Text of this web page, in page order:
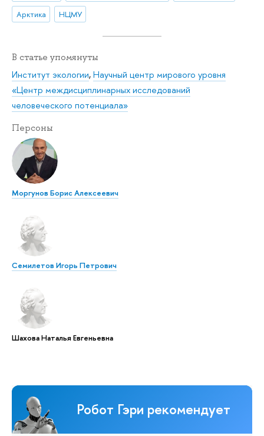
Арктика
НЦМУ
В статье упомянуты
Институт экологии,Научный центр мирового уровня
«Центр междисциплинарных исследований
человеческого потенциала»
Персоны
Моргунов Борис Алексеевич
Семилетов Игорь Петрович
Шахова Наталья Евгеньевна
Робот Гэри рекомендует